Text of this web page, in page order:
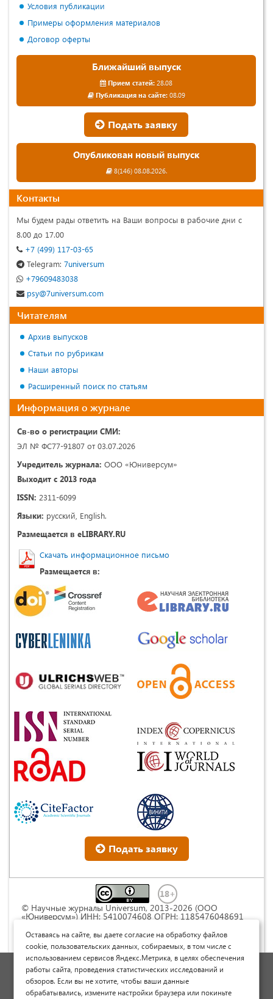
Условия публикации
Примеры оформления материалов
Договор оферты
Ближайший выпуск
Прием статей: 28.08
Публикация на сайте:08.09
Подать заявку
Опубликован новый выпуск
8(146) 08.08.2026.
Контакты
Мы будем рады ответить на Ваши вопросы в рабочие дни с
8.00 до 17.00
+7 (499) 117-03-65
Telegram: 7universum
+79609483038
psy@7universum.com
Читателям
Архив выпусков
Статьи по рубрикам
Наши авторы
Расширенный поиск по статьям
Информация о журнале
Св-во о регистрации СМИ:
ЭЛ № ФС77-91807 от 03.07.2026
Учредитель журнала: ООО «Юниверсум»
Выходит с 2013 года
ISSN: 2311-6099
Языки: русский, English.
Размещается в eLIBRARY.RU
Скачать информационное письмо
Размещается в:
Подать заявку
© Научные журналы Universum, 2013-2026 (ООО
«Юниверсум») ИНН: 5410074608 ОГРН: 1185476048691
Commons « Attribution» («Атрибуция») 4.0
Непортированная
Политика обработки персональных данных
Договор оферты
Оставаясь на сайте, вы даете согласие на обработку файлов
cookie, пользовательских данных, собираемых, в том числе с
использованием сервисов Яндекс.Метрика, в целях обеспечения
работы сайта, проведения статистических исследований и
обзоров. Если вы не хотите, чтобы ваши данные
обрабатывались, измените настройки браузера или покиньте